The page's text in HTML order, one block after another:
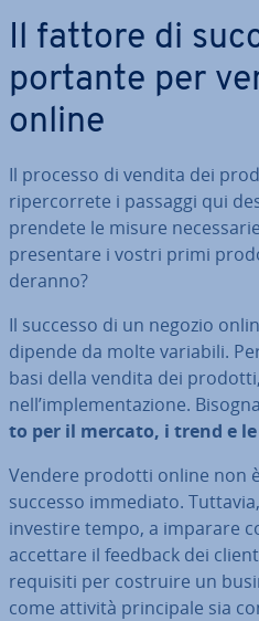
Il fattore di
por­tan­te per
online
Il processo di vendita dei
ri­per­cor­re­te i passaggi qui
prendete le misure
pre­sen­ta­re i vostri primi
de­ran­no?
Il successo di un negozio
dipende da molte variabili.
basi della vendita dei
nell’im­ple­men­ta­zio­ne.
to per il mercato, i trend e
Vendere prodotti online non
successo immediato.
investire tempo, a imparare
accettare il feedback dei
requisiti per costruire un
come attività prin­ci­pa­le sia